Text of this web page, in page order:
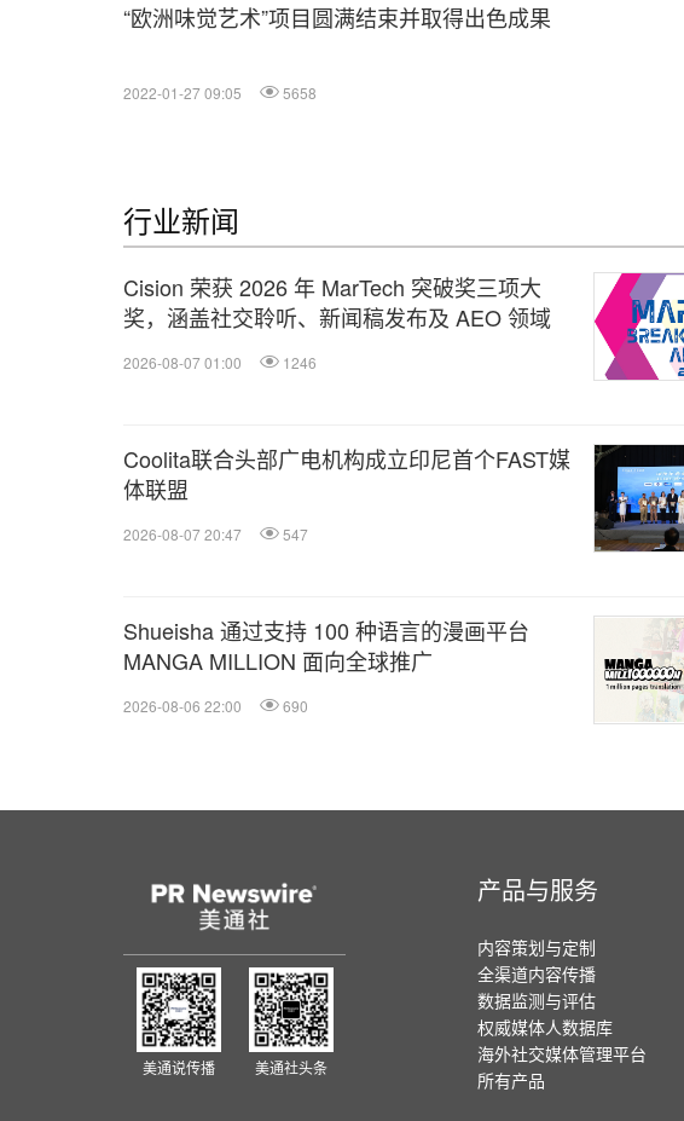
“欧洲味觉艺术”项目圆满结束并取得出色成果
2022-01-27 09:05 5658
行业新闻
Cision 荣获 2026 年 MarTech 突破奖三项大
奖，涵盖社交聆听、新闻稿发布及 AEO 领域
2026-08-07 01:00 1246
Coolita联合头部广电机构成立印尼首个FAST媒
体联盟
2026-08-07 20:47 547
Shueisha 通过支持 100 种语言的漫画平台
MANGA MILLION 面向全球推广
2026-08-06 22:00 690
美通说传播 美通社头条
产品与服务
内容策划与定制
全渠道内容传播
数据监测与评估
权威媒体人数据库
海外社交媒体管理平台
所有产品